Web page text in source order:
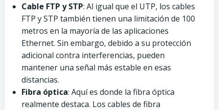
Cable FTP y STP: Al igual que el UTP, los cables
FTP y STP también tienen una limitación de 100
metros en la mayoría de las aplicaciones
Ethernet. Sin embargo, debido a su protección
adicional contra interferencias, pueden
mantener una señal más estable en esas
distancias.
Fibra óptica: Aquí es donde la fibra óptica
realmente destaca. Los cables de fibra